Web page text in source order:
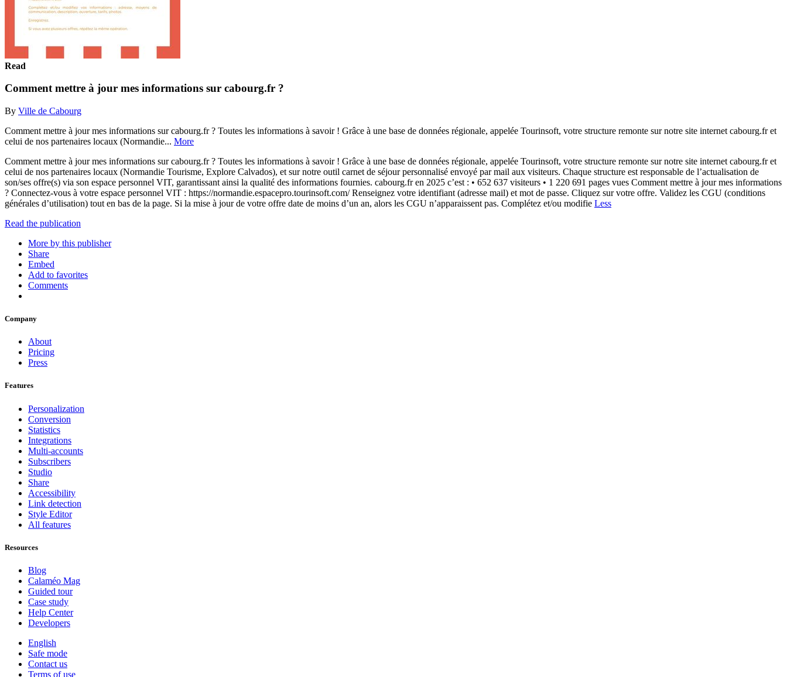
Read
Comment mettre à jour mes informations sur cabourg.fr ?
By Ville de Cabourg
Comment mettre à jour mes informations sur cabourg.fr ? Toutes les informations à savoir ! Grâce à une base de données régionale, appelée Tourinsoft, votre structure remonte sur notre site internet cabourg.fr et
celui de nos partenaires locaux (Normandie... More
Comment mettre à jour mes informations sur cabourg.fr ? Toutes les informations à savoir ! Grâce à une base de données régionale, appelée Tourinsoft, votre structure remonte sur notre site internet cabourg.fr et
celui de nos partenaires locaux (Normandie Tourisme, Explore Calvados), et sur notre outil carnet de séjour personnalisé envoyé par mail aux visiteurs. Chaque structure est responsable de l’actualisation de
son/ses offre(s) via son espace personnel VIT, garantissant ainsi la qualité des informations fournies. cabourg.fr en 2025 c’est : • 652 637 visiteurs • 1 220 691 pages vues Comment mettre à jour mes informations
? Connectez-vous à votre espace personnel VIT : https://normandie.espacepro.tourinsoft.com/ Renseignez votre identifiant (adresse mail) et mot de passe. Cliquez sur votre offre. Validez les CGU (conditions
générales d’utilisation) tout en bas de la page. Si la mise à jour de votre offre date de moins d’un an, alors les CGU n’apparaissent pas. Complétez et/ou modifie Less
Read the publication
More by this publisher
Share
Embed
Add to favorites
Comments
Company
About
Pricing
Press
Features
Personalization
Conversion
Statistics
Integrations
Multi-accounts
Subscribers
Studio
Share
Accessibility
Link detection
Style Editor
All features
Resources
Blog
Calaméo Mag
Guided tour
Case study
Help Center
Developers
English
Safe mode
Contact us
Terms of use